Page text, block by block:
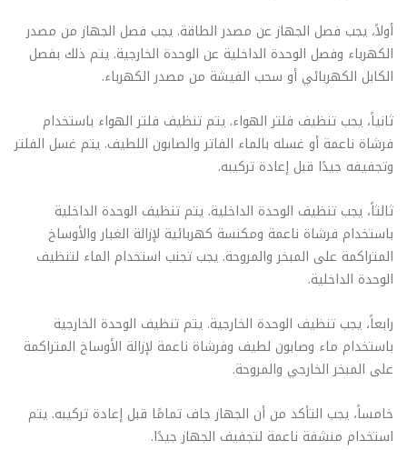
أولاً، يجب فصل الجهاز عن مصدر الطاقة. يجب فصل الجهاز من مصدر
الكهرباء وفصل الوحدة الداخلية عن الوحدة الخارجية. يتم ذلك بفصل
الكابل الكهربائي أو سحب الفيشة من مصدر الكهرباء.
ثانياً، يجب تنظيف فلتر الهواء. يتم تنظيف فلتر الهواء باستخدام
فرشاة ناعمة أو غسله بالماء الفاتر والصابون اللطيف. يتم غسل الفلتر
وتجفيفه جيدًا قبل إعادة تركيبه.
ثالثاً، يجب تنظيف الوحدة الداخلية. يتم تنظيف الوحدة الداخلية
باستخدام فرشاة ناعمة ومكنسة كهربائية لإزالة الغبار والأوساخ
المتراكمة على المبخر والمروحة. يجب تجنب استخدام الماء لتنظيف
الوحدة الداخلية.
رابعاً، يجب تنظيف الوحدة الخارجية. يتم تنظيف الوحدة الخارجية
باستخدام ماء وصابون لطيف وفرشاة ناعمة لإزالة الأوساخ المتراكمة
على المبخر الخارجي والمروحة.
خامساً، يجب التأكد من أن الجهاز جاف تمامًا قبل إعادة تركيبه. يتم
استخدام منشفة ناعمة لتجفيف الجهاز جيدًا.